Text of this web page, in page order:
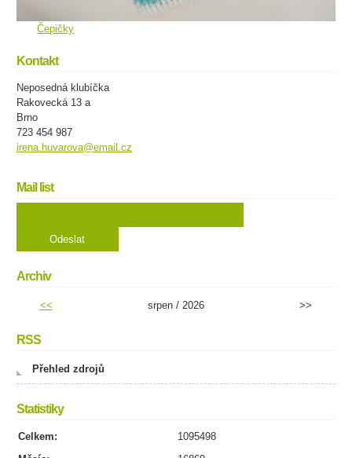
Čepičky
Kontakt
Neposedná klubíčka
Rakovecká 13 a
Brno
723 454 987
irena.huvarova@email.cz
Mail list
Archiv
<< srpen / 2026 >>
RSS
Přehled zdrojů
Statistiky
Celkem:
1095498